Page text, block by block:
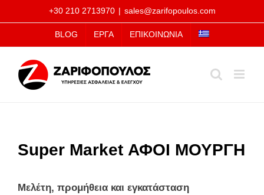
στο
περιεχόμενο
+30 210 2713970 | sales@zarifopoulos.com
BLOG ΕΡΓΑ ΕΠΙΚΟΙΝΩΝΙΑ
Super Market ΑΦΟΙ ΜΟΥΡΓΗ
Μελέτη, προμήθεια και εγκατάσταση